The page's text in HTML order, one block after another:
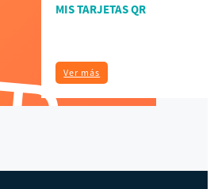
MIS TARJETAS QR
Ver más